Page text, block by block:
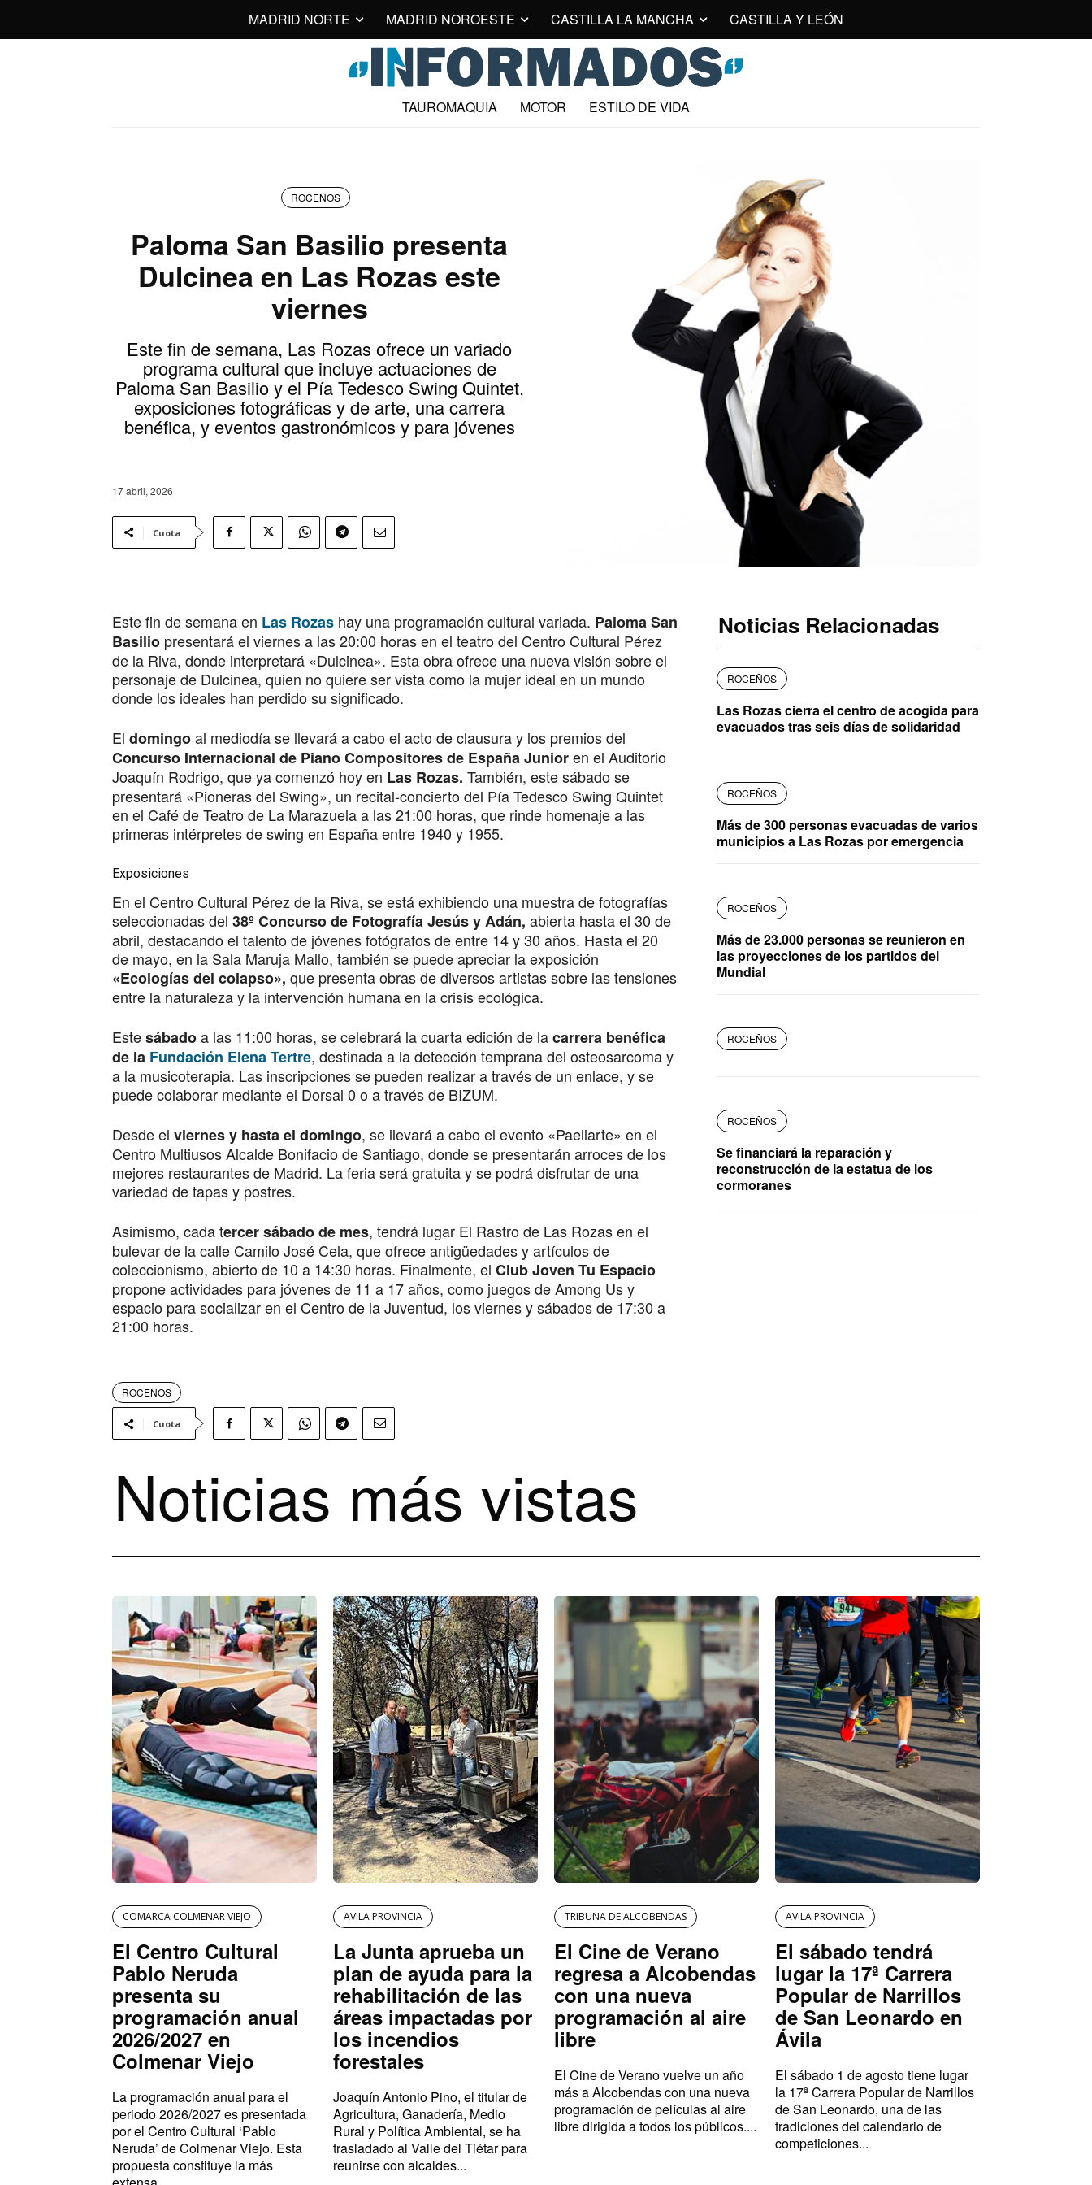
MADRID NORTE MADRID NOROESTE CASTILLA LA MANCHA CASTILLA Y LEÓN
TAUROMAQUIA MOTOR ESTILO DE VIDA
ROCEÑOS
Paloma San Basilio presenta
Dulcinea en Las Rozas este
viernes
Este fin de semana, Las Rozas ofrece un variado
programa cultural que incluye actuaciones de
Paloma San Basilio y el Pía Tedesco Swing Quintet,
exposiciones fotográficas y de arte, una carrera
benéfica, y eventos gastronómicos y para jóvenes
17 abril, 2026
Cuota
Este fin de semana en Las Rozas hay una programación cultural variada. Paloma San
Basilio presentará el viernes a las 20:00 horas en el teatro del Centro Cultural Pérez
de la Riva, donde interpretará «Dulcinea». Esta obra ofrece una nueva visión sobre el
personaje de Dulcinea, quien no quiere ser vista como la mujer ideal en un mundo
donde los ideales han perdido su significado.
El domingoal mediodía se llevará a cabo el acto de clausura y los premios del
Concurso Internacional de Piano Compositores de España Junioren el Auditorio
Joaquín Rodrigo, que ya comenzó hoy en Las Rozas. También, este sábado se
presentará «Pioneras del Swing», un recital-concierto del Pía Tedesco Swing Quintet
en el Café de Teatro de La Marazuela a las 21:00 horas, que rinde homenaje a las
primeras intérpretes de swing en España entre 1940 y 1955.
Exposiciones
En el Centro Cultural Pérez de la Riva, se está exhibiendo una muestra de fotografías
seleccionadas del 38º Concurso de Fotografía Jesús y Adán, abierta hasta el 30 de
abril, destacando el talento de jóvenes fotógrafos de entre 14 y 30 años. Hasta el 20
de mayo, en la Sala Maruja Mallo, también se puede apreciar la exposición
«Ecologías del colapso», que presenta obras de diversos artistas sobre las tensiones
entre la naturaleza y la intervención humana en la crisis ecológica.
Estesábadoa las 11:00 horas, se celebrará la cuarta edición de lacarrera benéfica
de la Fundación Elena Tertre, destinada a la detección temprana del osteosarcoma y
a la musicoterapia. Las inscripciones se pueden realizar a través de un enlace, y se
puede colaborar mediante el Dorsal 0 o a través de BIZUM.
Desde el viernes y hasta el domingo, se llevará a cabo el evento «Paellarte» en el
Centro Multiusos Alcalde Bonifacio de Santiago, donde se presentarán arroces de los
mejores restaurantes de Madrid. La feria será gratuita y se podrá disfrutar de una
variedad de tapas y postres.
Asimismo, cada tercer sábado de mes, tendrá lugar El Rastro de Las Rozas en el
bulevar de la calle Camilo José Cela, que ofrece antigüedades y artículos de
coleccionismo, abierto de 10 a 14:30 horas. Finalmente, el Club Joven Tu Espacio
propone actividades para jóvenes de 11 a 17 años, como juegos de Among Us y
espacio para socializar en el Centro de la Juventud, los viernes y sábados de 17:30 a
21:00 horas.
ROCEÑOS
Cuota
Noticias Relacionadas
ROCEÑOS
Las Rozas cierra el centro de acogida para
evacuados tras seis días de solidaridad
ROCEÑOS
Más de 300 personas evacuadas de varios
municipios a Las Rozas por emergencia
ROCEÑOS
Más de 23.000 personas se reunieron en
las proyecciones de los partidos del
Mundial
ROCEÑOS
ROCEÑOS
Se financiará la reparación y
reconstrucción de la estatua de los
cormoranes
Noticias más vistas
COMARCA COLMENAR VIEJO
El Centro Cultural
Pablo Neruda
presenta su
programación anual
2026/2027 en
Colmenar Viejo
La programación anual para el
periodo 2026/2027 es presentada
por el Centro Cultural ‘Pablo
Neruda’ de Colmenar Viejo. Esta
propuesta constituye la más
AVILA PROVINCIA
La Junta aprueba un
plan de ayuda para la
rehabilitación de las
áreas impactadas por
los incendios
forestales
Joaquín Antonio Pino, el titular de
Agricultura, Ganadería, Medio
Rural y Política Ambiental, se ha
trasladado al Valle del Tiétar para
reunirse con alcaldes...
TRIBUNA DE ALCOBENDAS
El Cine de Verano
regresa a Alcobendas
con una nueva
programación al aire
libre
El Cine de Verano vuelve un año
más a Alcobendas con una nueva
programación de películas al aire
libre dirigida a todos los públicos....
AVILA PROVINCIA
El sábado tendrá
lugar la 17ª Carrera
Popular de Narrillos
de San Leonardo en
Ávila
El sábado 1 de agosto tiene lugar
la 17ª Carrera Popular de Narrillos
de San Leonardo, una de las
tradiciones del calendario de
competiciones...